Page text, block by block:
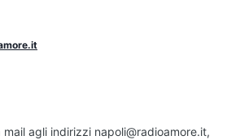
agli indirizzi napoli@radioamore.it,